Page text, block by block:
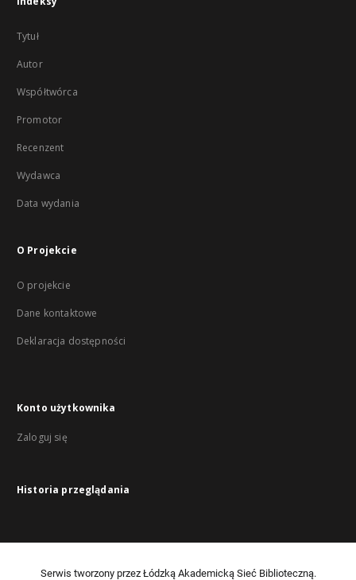
Tytuł
Autor
Współtwórca
Promotor
Recenzent
Wydawca
Data wydania
O Projekcie
O projekcie
Dane kontaktowe
Deklaracja dostępności
Konto użytkownika
Zaloguj się
Historia przeglądania
Serwis tworzony przez Łódzką Akademicką Sieć Biblioteczną.